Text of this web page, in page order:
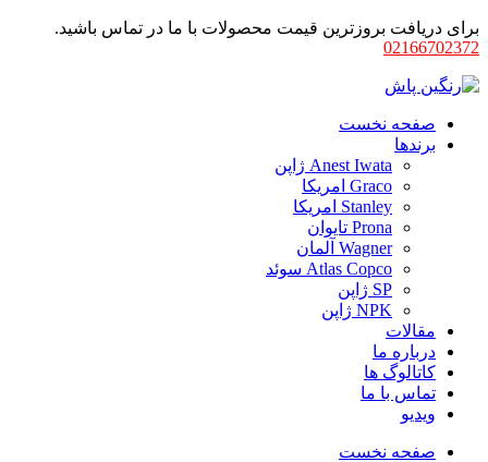
برای دریافت بروزترین قیمت محصولات با ما در تماس باشید.
02166702372
صفحه نخست
برندها
Anest Iwata ژاپن
Graco امریکا
Stanley امریکا
Prona تایوان
Wagner آلمان
Atlas Copco سوئد
SP ژاپن
NPK ژاپن
مقالات
درباره ما
کاتالوگ ها
تماس با ما
ویدیو
صفحه نخست